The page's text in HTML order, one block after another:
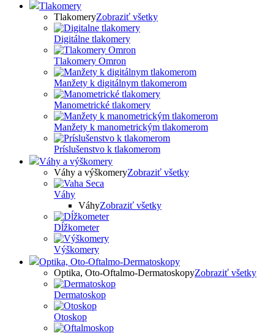
Tlakomery
TlakomeryZobraziť všetky
Digitálne tlakomery
Tlakomery Omron
Manžety k digitálnym tlakomerom
Manometrické tlakomery
Manžety k manometrickým tlakomerom
Príslušenstvo k tlakomerom
Váhy a výškomery
Váhy a výškomeryZobraziť všetky
Váhy
VáhyZobraziť všetky
Dĺžkometer
Výškomery
Optika, Oto-Oftalmo-Dermatoskopy
Optika, Oto-Oftalmo-DermatoskopyZobraziť všetky
Dermatoskop
Otoskop